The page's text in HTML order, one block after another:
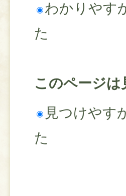
わかりやす
た
このページ
見つけやす
た